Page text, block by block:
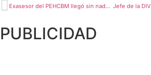
Exasesor del PEHCBM llegó sin nada a San Martín y se hizo millonario en la gestión de Nueva Amazonía
PUBLICIDAD